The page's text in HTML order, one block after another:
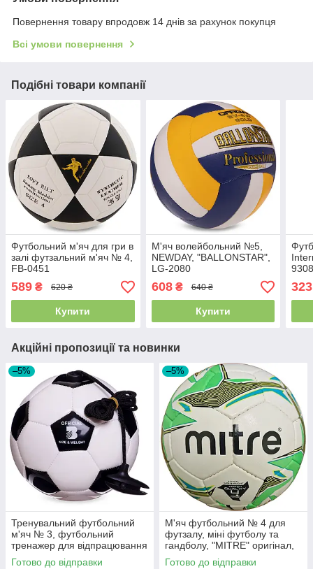
Повернення товару впродовж 14 днів за рахунок покупця
Всі умови повернення
Подібні товари компанії
Футбольний м'яч для гри в
залі футзальний м'яч № 4,
FB-0451
589 ₴ 620 ₴
Купити
М'яч волейбольний №5,
NEWDAY, "BALLONSTAR",
LG-2080
608₴ 640 ₴
Купити
323
Акційні пропозиції та новинки
–5%
Тренувальний футбольний
м'яч № 3, футбольний
тренажер для відпрацювання
ударів, FB-6883-3
Готово до відправки
–5%
М'яч футбольний № 4 для
футзалу, міні футболу та
гандболу, "MITRE" оригінал,
Індія
Готово до відправки